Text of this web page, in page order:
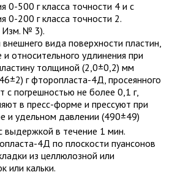
0-500 г класса точности 4 и с
0-200 г класса точности 2.
Изм. № 3).
вида поверхности пластин,
относительного удлинения при
толщиной (2,0±0,2) мм
г фторопласта-4Д, просеянного
с погрешностью не более 0,1 г,
в пресс-форме и прессуют при
и удельном давлении (490±49)
выдержкой в течение 1 мин.
4Д по плоскости пуансонов
из целлюлозной или
или кальки.